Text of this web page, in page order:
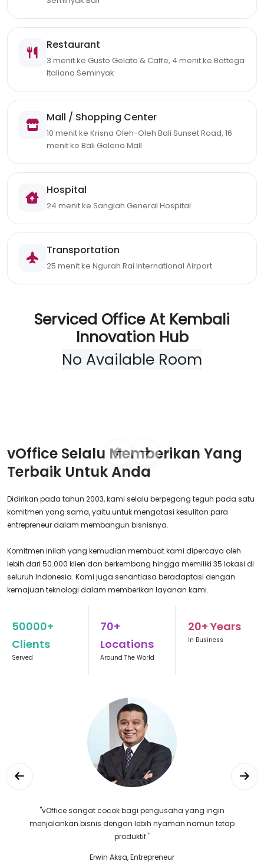
Restaurant
3 menit ke Gusto Gelato & Caffė, 4 menit ke Bottega
Italiana Seminyak
Mall / Shopping Center
10 menit ke Krisna Oleh-Oleh Bali Sunset Road, 16
menit ke Bali Galeria Mall
Hospital
24 menit ke Sanglah General Hospital
Transportation
25 menit ke Ngurah Rai International Airport
Serviced Office At Kembali
Innovation Hub
No Available Room
vOffice Selalu Memberikan Yang
Terbaik Untuk Anda
Didirikan pada tahun 2003, kami selalu berpegang teguh pada satu
komitmen yang sama, yaitu untuk mengatasi kesulitan para
entrepreneur dalam membangun bisnisnya.
Komitmen inilah yang kemudian membuat kami dipercaya oleh
lebih dari 50.000 klien dan berkembang hingga memiliki 35 lokasi di
seluruh Indonesia. Kami juga senantiasa beradaptasi dengan
kemajuan teknologi dalam memberikan layanan kami.
50000+
Clients
Served
70+
Locations
Around The World
20+ Years
In Business
"vOffice sangat cocok bagi pengusaha yang ingin
menjalankan bisnis dengan lebih nyaman namun tetap
produktif."
Erwin Aksa, Entrepreneur